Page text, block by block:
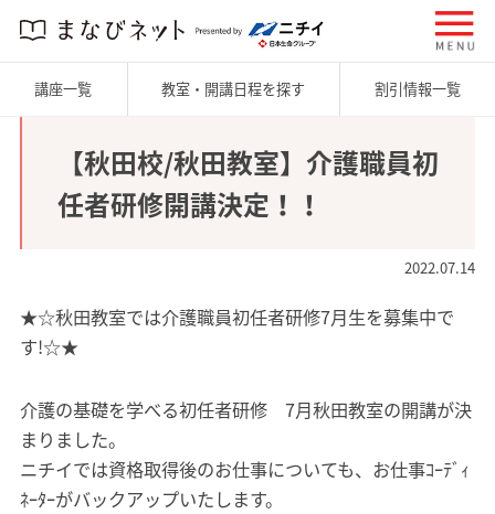
講座一覧 教室・開講日程を探す 割引情報一覧
【秋田校/秋田教室】介護職員初
任者研修開講決定！！
2022.07.14
★☆秋田教室では介護職員初任者研修7月生を募集中で
す!☆★
介護の基礎を学べる初任者研修 7月秋田教室の開講が決
まりました。
ニチイでは資格取得後のお仕事についても、お仕事ｺｰﾃﾞｨ
ﾈｰﾀｰがバックアップいたします。